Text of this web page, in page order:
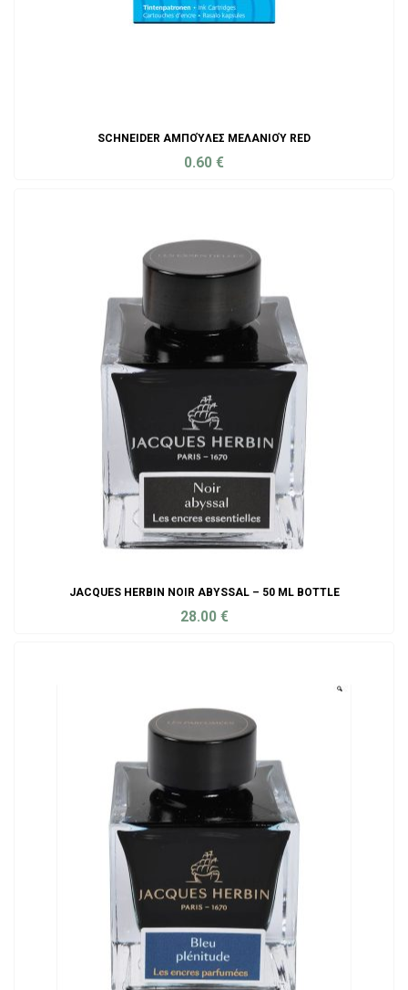
SCHNEIDER ΑΜΠΟΎΛΕΣ ΜΕΛΑΝΙΟΎ RED
0.60 €
JACQUES HERBIN NOIR ABYSSAL – 50 ML BOTTLE
28.00 €